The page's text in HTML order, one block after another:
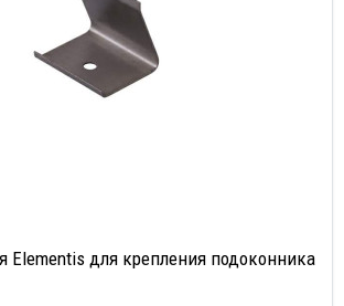
Elementis для крепления подоконника